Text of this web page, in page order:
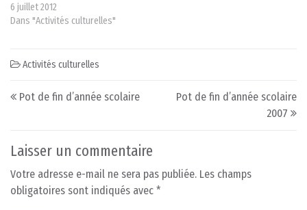
6 juillet 2012
Dans "Activités culturelles"
Activités culturelles
Post navigation
Pot de fin d’année scolaire
Pot de fin d’année scolaire
2007
Laisser un commentaire
Votre adresse e-mail ne sera pas publiée. Les champs
obligatoires sont indiqués avec *